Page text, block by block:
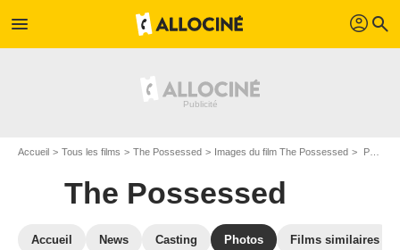
menu profil search
Accueil Tous les films The Possessed Images du film The Possessed Photo de The Possessed - Photo 3
The Possessed
Accueil News Casting Photos Films similaires